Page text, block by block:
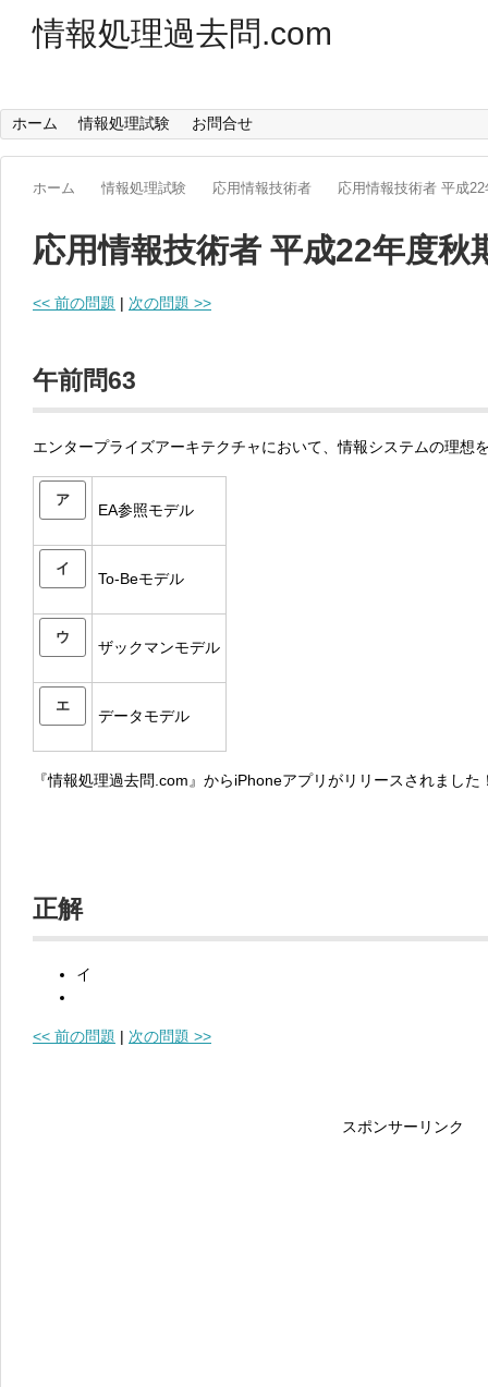
情報処理過去問.com
ホーム 情報処理試験 お問合せ
ホーム 情報処理試験 応用情報技術者 応用情報技術者 平成
応用情報技術者 平成22年度秋
<< 前の問題 | 次の問題 >>
午前問63
エンタープライズアーキテクチャにおいて、情報システムの理想
ア
EA参照モデル
イ
To-Beモデル
ウ
ザックマンモデル
エ
データモデル
『情報処理過去問.com』からiPhoneアプリがリリースされました
正解
イ
<< 前の問題 | 次の問題 >>
スポンサーリンク